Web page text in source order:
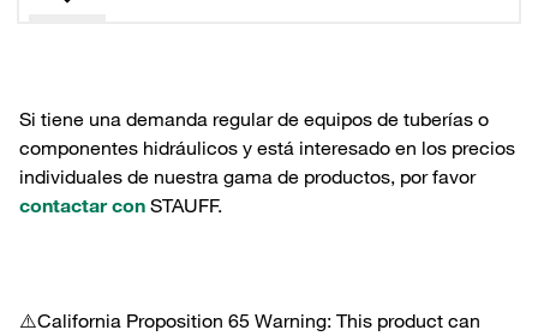
Si tiene una demanda regular de equipos de tuberías o
componentes hidráulicos y está interesado en los precios
individuales de nuestra gama de productos, por favor
contactar con STAUFF.
⚠️California Proposition 65 Warning: This product can